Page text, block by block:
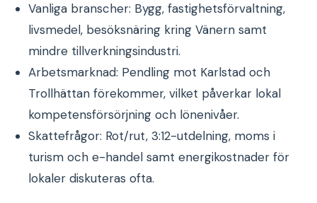
Vanliga branscher: Bygg, fastighetsförvaltning,
livsmedel, besöksnäring kring Vänern samt
mindre tillverkningsindustri.
Arbetsmarknad: Pendling mot Karlstad och
Trollhättan förekommer, vilket påverkar lokal
kompetensförsörjning och lönenivåer.
Skattefrågor: Rot/rut, 3:12-utdelning, moms i
turism och e-handel samt energikostnader för
lokaler diskuteras ofta.